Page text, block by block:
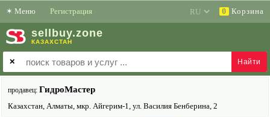
✶ Меню Регистрация 0 Корзина
sell buy.zone
КАЗАХСТАН
✕
продавец: ГидроМастер
Казахстан, Алматы, мкр. Айгерим-1, ул. Василия Бенберина, 2